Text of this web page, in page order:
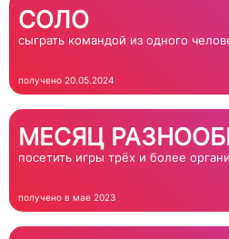
СОЛО
сыграть командой из одного
получено 20.05.2024
МЕСЯЦ
посетить игры трёх и более
получено в мае 2023